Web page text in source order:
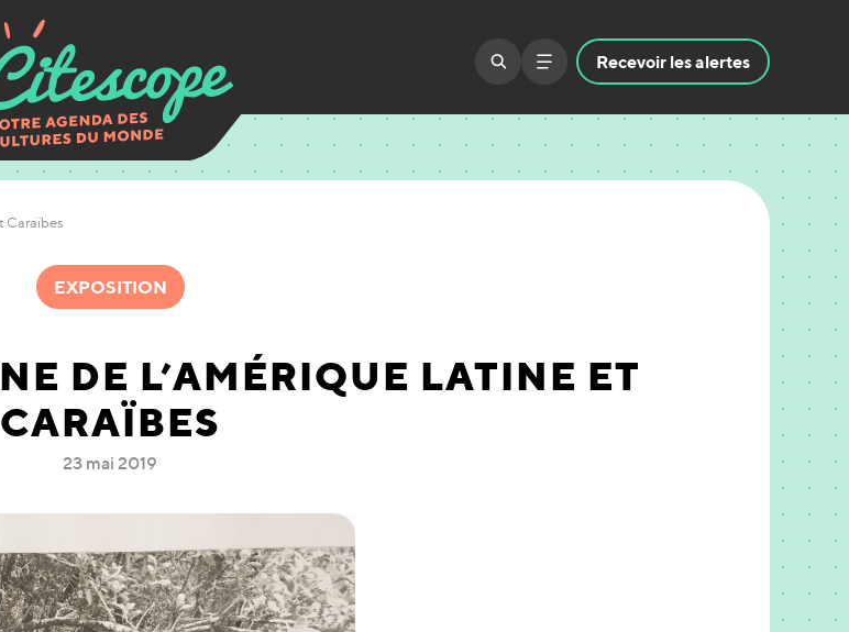
Recevoir les alertes
Caraïbes
EXPOSITION
DE L’AMÉRIQUE LATINE ET
CARAÏBES
23 mai 2019